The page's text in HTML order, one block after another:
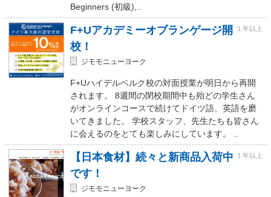
Beginners (初級),..
F+Uアカデミーオブランゲージ開
校！
１年以上
ジモモニューヨーク
F+Uハイデルベルク校の対面授業が明日から再開
されます。 8週間の閉校期間中も殆どの学生さん
がオンラインコースで続けてドイツ語、英語を磨
いてきました。 学校スタッフ、先生たちも皆さん
に会えるのをとても楽しみにしています。 ..
【日本食材】続々と新商品入荷中
です！
１年以上
ジモモニューヨーク